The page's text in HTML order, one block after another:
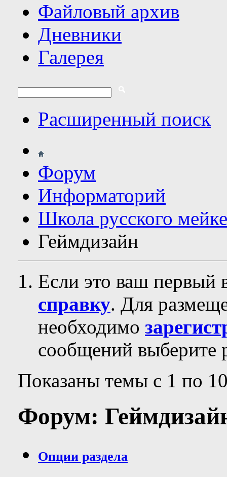
Файловый архив
Дневники
Галерея
Расширенный поиск
Форум
Информаторий
Школа русского
Геймдизайн
Если это ваш первый
справку. Для
необходимо
сообщений выберите
Показаны темы с 1 по
Форум:
Опции раздела